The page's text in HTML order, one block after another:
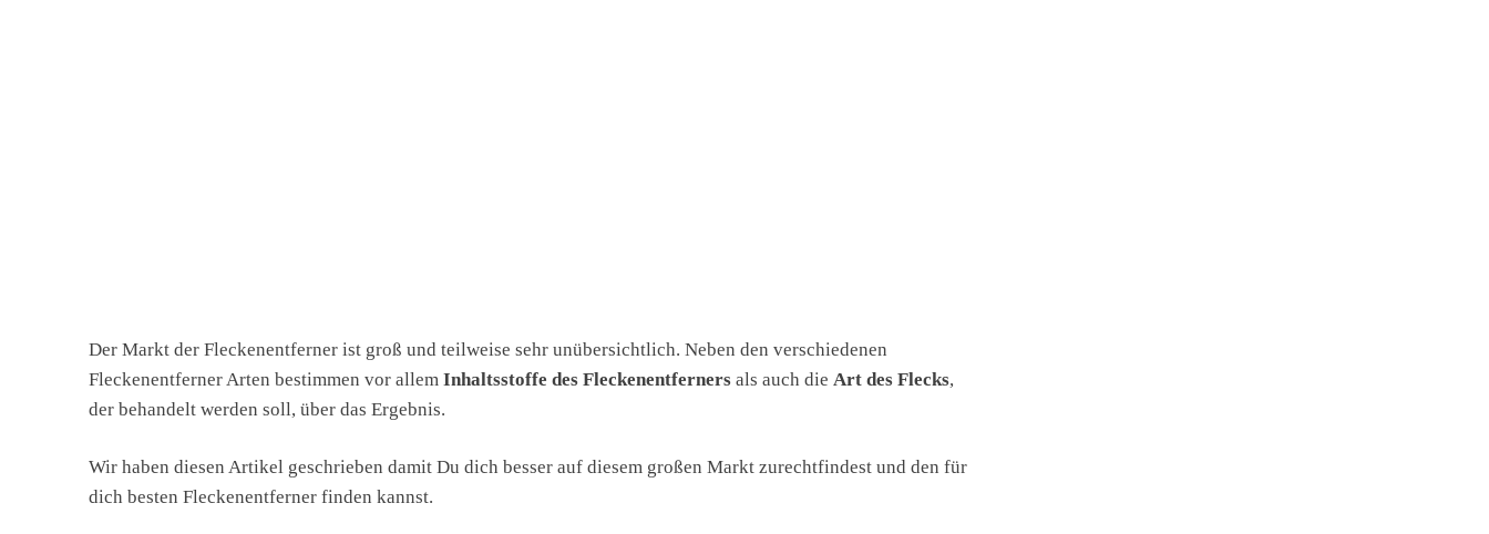
Der Markt der Fleckenentferner ist groß und teilweise sehr unübersichtlich. Neben den verschiedenen
Fleckenentferner Arten bestimmen vor allem Inhaltsstoffe des Fleckenentfernersals auch die Art des Flecks,
der behandelt werden soll, über das Ergebnis.
Wir haben diesen Artikel geschrieben damit Du dich besser auf diesem großen Markt zurechtfindest und den für
dich besten Fleckenentferner finden kannst.